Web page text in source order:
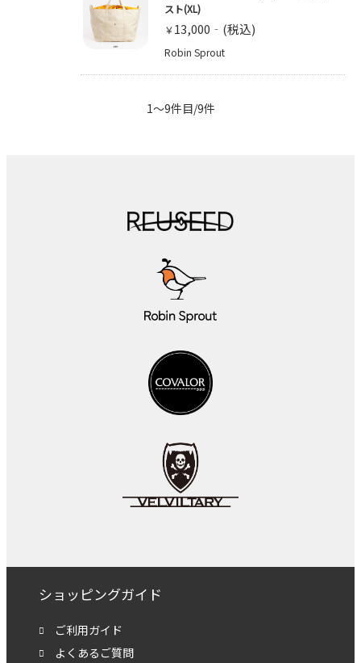
スト(XL)
￥13,000
Robin Sprout
1～9件目/9件
ショッピングガイド
ご利用ガイド
よくあるご質問